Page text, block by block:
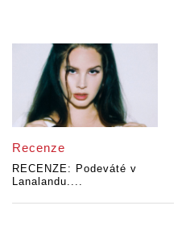
Recenze
RECENZE: Podeváté v
Lanalandu....